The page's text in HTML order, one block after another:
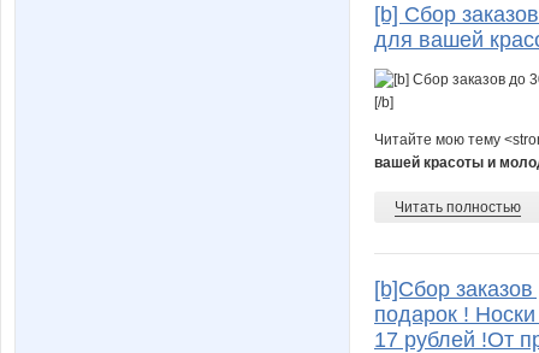
[b] Сбор
для вашей
Читайте мою тему
вашей красоты и
Читать полностью
[b]Сбор
подарок !
17 рублей !От